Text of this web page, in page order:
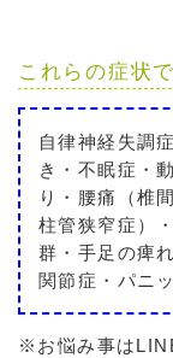
これらの症状
自律神経失調
き・不眠症・
り・腰痛（椎
柱管狭窄症）
群・手足の痺
関節症・パニ
※お悩み事は